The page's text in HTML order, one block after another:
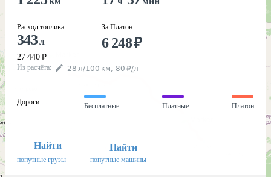
Расход топлива
343л
27 440 ₽
За Платон
6 248₽
Из расчёта: 28 л/100 км, 80 ₽/л
Дороги:
Бесплатные Платные Платон
Найти
попутные грузы
Найти
попутные машины